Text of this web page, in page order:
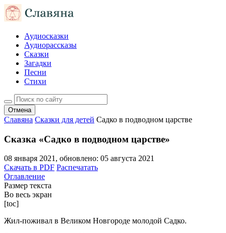
Аудиосказки
Аудиорассказы
Сказки
Загадки
Песни
Стихи
Отмена
Славяна Сказки для детей Садко в подводном царстве
Сказка «Садко в подводном царстве»
08 января 2021, обновлено: 05 августа 2021
Скачать в PDF Распечатать
Оглавление
Размер текста
Во весь экран
[toc]
Жил-поживал в Великом Новгороде молодой Садко.